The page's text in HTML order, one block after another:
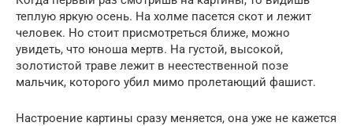
теплую яркую осень. На холме пасется скот и лежит
человек. Но стоит присмотреться ближе, можно
увидеть, что юноша мертв. На густой, высокой,
золотистой траве лежит в неестественной позе
мальчик, которого убил мимо пролетающий фашист.
Настроение картины сразу меняется, она уже не кажется